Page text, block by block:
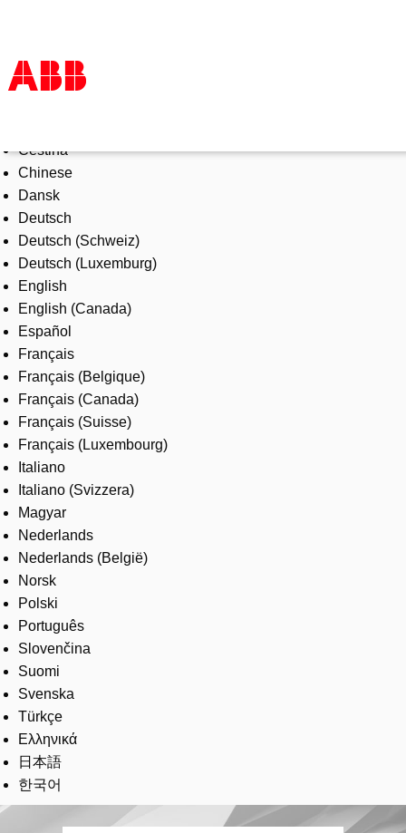
Products & Solutions
Industries
Services
About us
Where to buy
Contact us
Careers
Čeština
Chinese
Dansk
Deutsch
Deutsch (Schweiz)
Deutsch (Luxemburg)
English
English (Canada)
Español
Français
Français (Belgique)
Français (Canada)
Français (Suisse)
Français (Luxembourg)
Italiano
Italiano (Svizzera)
Magyar
Nederlands
Nederlands (België)
Norsk
Polski
Português
Slovenčina
Suomi
Svenska
Türkçe
Ελληνικά
日本語
한국어